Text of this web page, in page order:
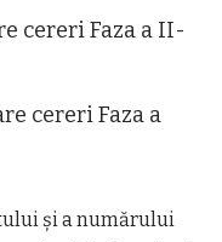
cereri Faza a II-
cereri Faza a
și a numărului